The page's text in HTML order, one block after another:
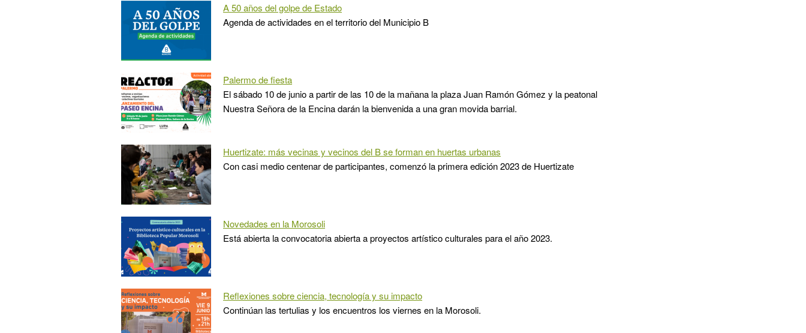
A 50 años del golpe de Estado
Agenda de actividades en el territorio del Municipio B
Palermo de fiesta
El sábado 10 de junio a partir de las 10 de la mañana la plaza Juan Ramón Gómez y la peatonal
Nuestra Señora de la Encina darán la bienvenida a una gran movida barrial.
Huertizate: más vecinas y vecinos del B se forman en huertas urbanas
Con casi medio centenar de participantes, comenzó la primera edición 2023 de Huertizate
Novedades en la Morosoli
Está abierta la convocatoria abierta a proyectos artístico culturales para el año 2023.
Reflexiones sobre ciencia, tecnología y su impacto
Continúan las tertulias y los encuentros los viernes en la Morosoli.